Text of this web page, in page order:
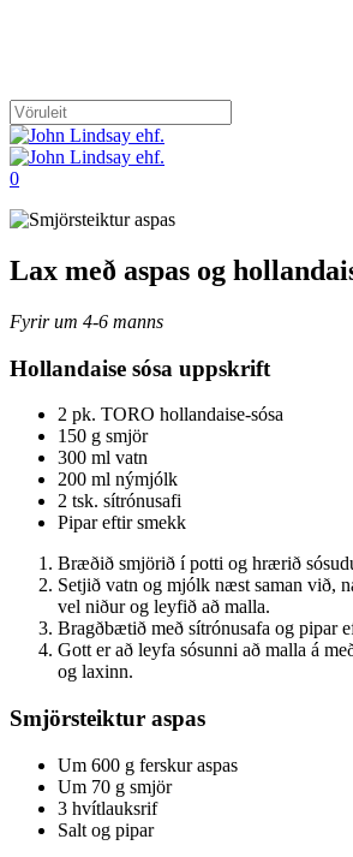
Close
Search
search
account
0
Lax með aspas og
Fyrir um 4-6 manns
Hollandaise sósa uppskrift
2 pk. TORO hollandaise-sósa
150 g smjör
300 ml vatn
200 ml nýmjólk
2 tsk. sítrónusafi
Pipar eftir smekk
Bræðið smjörið í potti og hrærið
Setjið vatn og mjólk næst saman við,
vel niður og leyfið að malla.
Bragðbætið með sítrónusafa og pipar
Gott er að leyfa sósunni að malla á
og laxinn.
Smjörsteiktur aspas
Um 600 g ferskur aspas
Um 70 g smjör
3 hvítlauksrif
Salt og pipar